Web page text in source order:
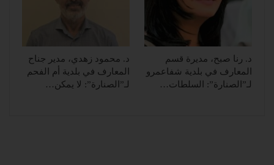
د. رنا صبح، مديرة قسم
المعارف في بلدية شفاعمرو
لـ”الصنارة”: السلطات…
د. محمود زهدي، مدير جناح
المعارف في بلدية أم الفحم
لـ”الصنارة”: لا يمكن…